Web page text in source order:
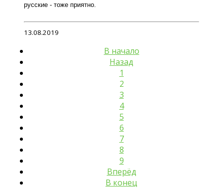
русские - тоже приятно.
13.08.2019
В начало
Назад
1
2
3
4
5
6
7
8
9
Вперёд
В конец